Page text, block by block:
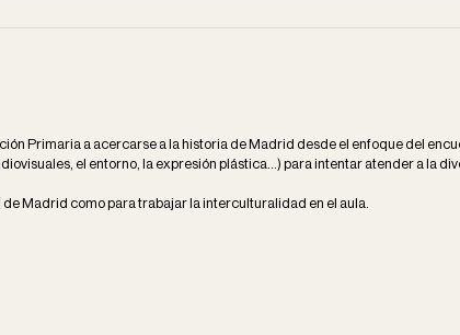
Primaria a acercarse a la historia de Madrid desde el enfoque del
el entorno, la expresión plástica...) para intentar atender a la
Madrid como para trabajar la interculturalidad en el aula.